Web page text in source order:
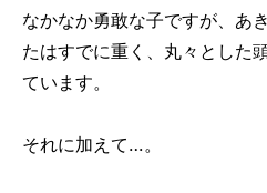
なかなか勇敢な子ですが、あ
たはすでに重く、丸々とした
ています。
それに加えて…。